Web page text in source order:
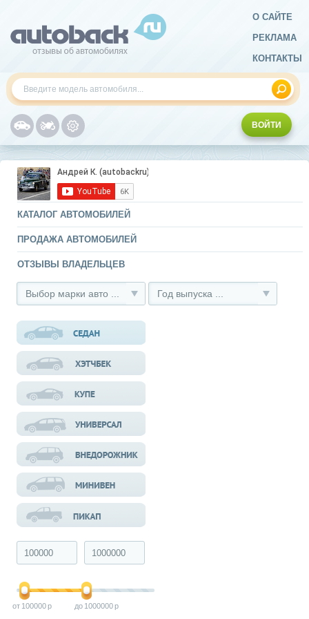
О САЙТЕ
РЕКЛАМА
КОНТАКТЫ
ВОЙТИ
КАТАЛОГ АВТОМОБИЛЕЙ
ПРОДАЖА АВТОМОБИЛЕЙ
ОТЗЫВЫ ВЛАДЕЛЬЦЕВ
Выбор марки авто ... Год выпуска ...
100000 1000000